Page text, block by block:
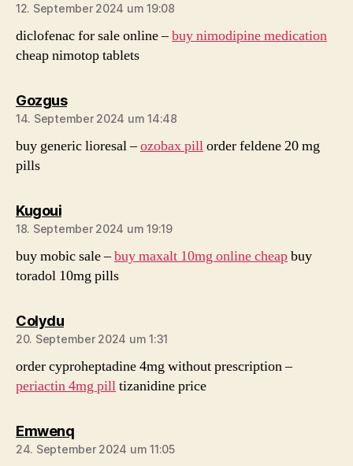
12. September 2024 um 19:08
diclofenac for sale online –buy nimodipine medication
cheap nimotop tablets
Gozgussagt:
14. September 2024 um 14:48
buy generic lioresal –ozobax pillorder feldene 20 mg
pills
Kugouisagt:
18. September 2024 um 19:19
buy mobic sale –buy maxalt 10mg online cheapbuy
toradol 10mg pills
Colydusagt:
20. September 2024 um 1:31
order cyproheptadine 4mg without prescription –
periactin 4mg pilltizanidine price
Emwenqsagt:
24. September 2024 um 11:05